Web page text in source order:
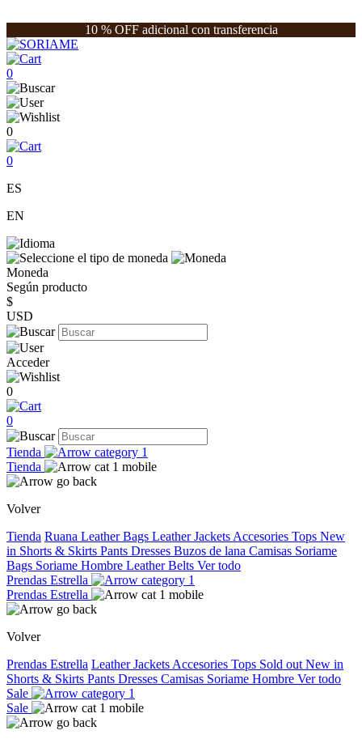
10 % OFF adicional con transferencia
0
0
0
ES
EN
Moneda
Según producto
$
USD
Acceder
0
0
Tienda
Tienda
Volver
Tienda Ruana Leather Bags Leather Jackets Accesories Tops New
in Shorts & Skirts Pants Dresses Buzos de lana Camisas Soriame
Bags Soriame Hombre Leather Belts Ver todo
Prendas Estrella
Prendas Estrella
Volver
Prendas Estrella Leather Jackets Accesories Tops Sold out New in
Shorts & Skirts Pants Dresses Camisas Soriame Hombre Ver todo
Sale
Sale